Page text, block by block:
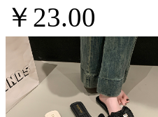
￥23.00